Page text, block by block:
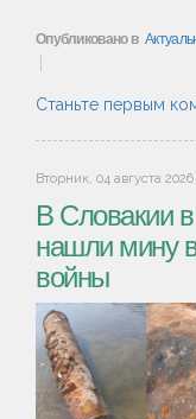
Опубликовано в
Станьте первым
Вторник, 04 августа 2026
В Словакии
нашли мину
войны